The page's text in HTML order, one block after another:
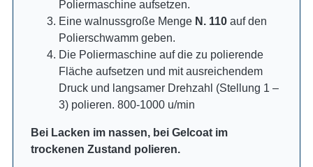
Poliermaschine aufsetzen.
Eine walnussgroße Menge N. 110 auf den
Polierschwamm geben.
Die Poliermaschine auf die zu polierende
Fläche aufsetzen und mit ausreichendem
Druck und langsamer Drehzahl (Stellung 1 –
3) polieren. 800-1000 u/min
Bei Lacken im nassen, bei Gelcoat im
trockenen Zustand polieren.